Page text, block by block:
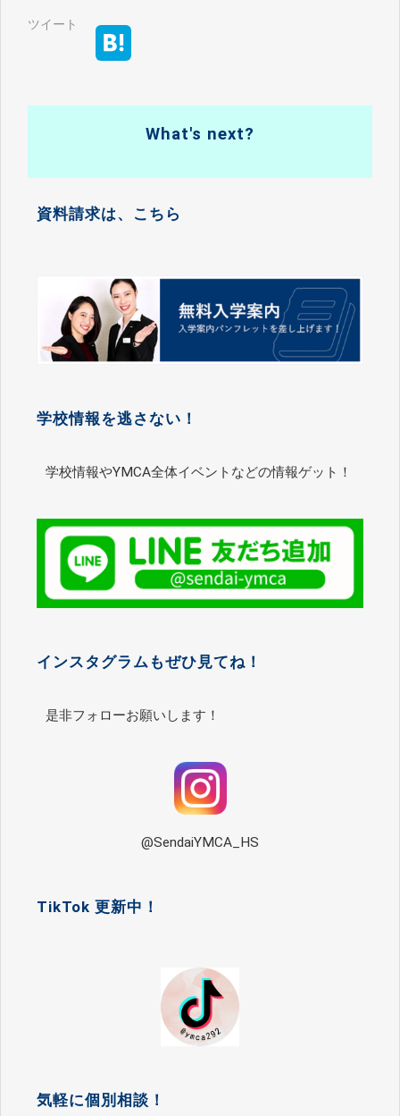
ツイート
What's next?
資料請求は、こちら
学校情報を逃さない！
学校情報やYMCA全体イベントなどの情報ゲット！
インスタグラムもぜひ見てね！
是非フォローお願いします！
@SendaiYMCA_HS
TikTok 更新中！
気軽に個別相談！